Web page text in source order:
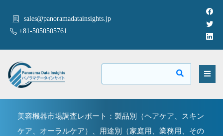
sales@panoramadatainsights.jp
+81-5050505761
美容機器市場調査レポート：製品別（ヘアケア、スキン
ケア、オーラルケア）、用途別（家庭用、業務用、その